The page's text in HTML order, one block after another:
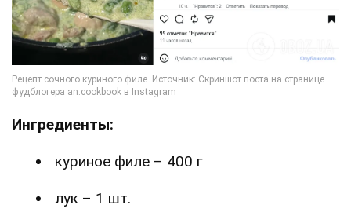
Ингредиенты:
куриное филе – 400 г
лук – 1 шт.